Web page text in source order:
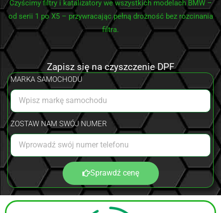
Czyścimy filtry i katalizatory we wszystkich modelach BMW –
od serii 1 po X5 – przywracając pełną drożność bez rozcinania
filtra.
Zapisz się na czyszczenie DPF
MARKA SAMOCHODU
ZOSTAW NAM SWÓJ NUMER
Sprawdź cenę